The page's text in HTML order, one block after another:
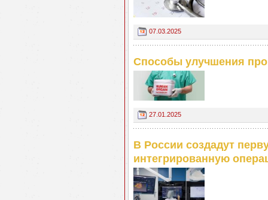
07.03.2025
Способы улучшения
27.01.2025
В России создадут
интегрированную